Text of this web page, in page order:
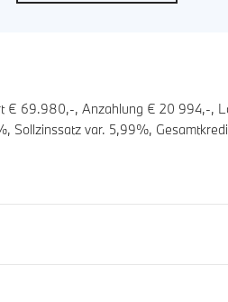
€ 69.980,-, Anzahlung € 20 994,-,
Sollzinssatz var. 5,99%,